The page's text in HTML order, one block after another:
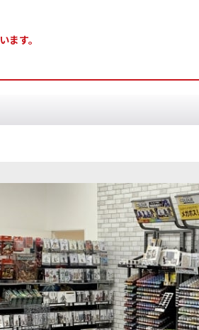
す。
[ファレホ：TMM] ダスケングリーン(シェード色)
[77154]
517円(税込)